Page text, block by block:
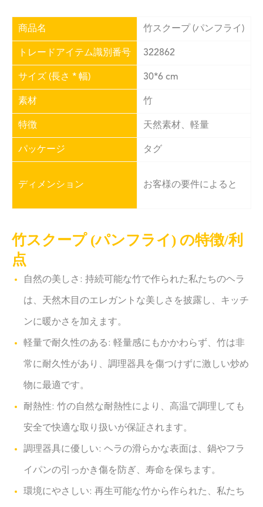
商品名 竹スクープ (パンフライ)
トレードアイテム識別番号 322862
サイズ (長さ * 幅) 30*6 cm
素材 竹
特徴 天然素材、軽量
パッケージ タグ
ディメンション お客様の要件によると
竹スクープ (パンフライ) の特徴/利
点
自然の美しさ: 持続可能な竹で作られた私たちのヘラ
は、天然木目のエレガントな美しさを披露し、キッチ
ンに暖かさを加えます。
軽量で耐久性のある: 軽量感にもかかわらず、竹は非
常に耐久性があり、調理器具を傷つけずに激しい炒め
物に最適です。
耐熱性: 竹の自然な耐熱性により、高温で調理しても
安全で快適な取り扱いが保証されます。
調理器具に優しい: ヘラの滑らかな表面は、鍋やフラ
イパンの引っかき傷を防ぎ、寿命を保ちます。
環境にやさしい: 再生可能な竹から作られた、私たち